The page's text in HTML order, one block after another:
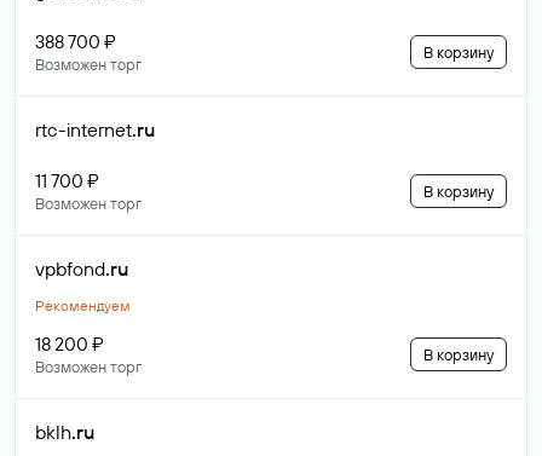
388 700 ₽
Возможен торг
В корзину
rtc-internet.ru
11 700 ₽
Возможен торг
В корзину
vpbfond.ru
Рекомендуем
18 200 ₽
Возможен торг
В корзину
bklh.ru